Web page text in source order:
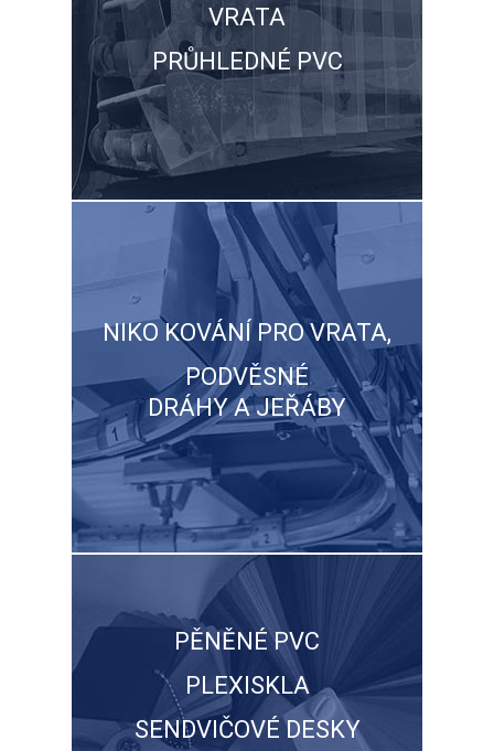
VRATA
PRŮHLEDNÉ PVC
NIKO KOVÁNÍ PRO VRATA,
PODVĚSNÉ
DRÁHY A JEŘÁBY
PĚNĚNÉ PVC
PLEXISKLA
SENDVIČOVÉ DESKY